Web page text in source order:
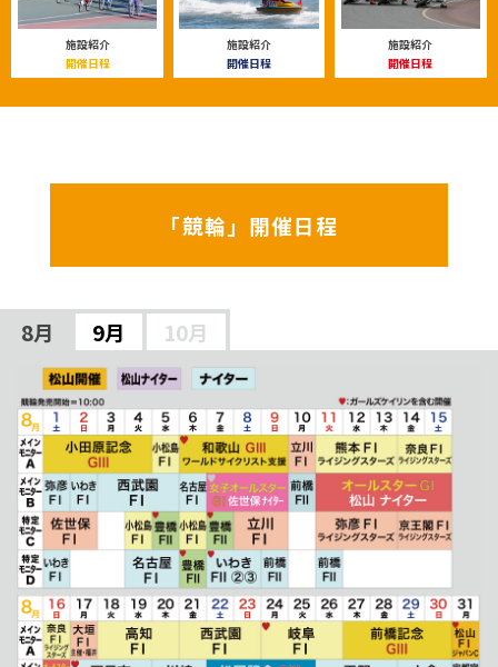
施設紹介
開催日程
施設紹介
開催日程
施設紹介
開催日程
「競輪」開催日程
8月 9月 10月